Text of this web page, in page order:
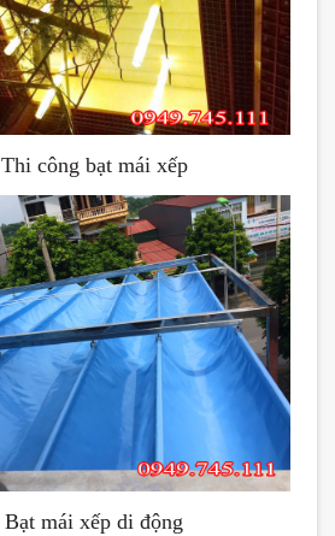
Thi công bạt mái xếp
Bạt mái xếp di động